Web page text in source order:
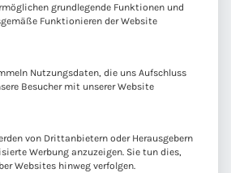
Gruppe
Gruppe
führenden
in Deutschland. Mit rund 6,5
und etwa 7.500 Mitarbeitenden
Wohnen und
Dach.
grundlegende Funktionen und
Funktionieren der Website
Nutzungsdaten, die uns Aufschluss
Besucher mit unserer Website
von Drittanbietern oder Herausgebern
Werbung anzuzeigen. Sie tun dies,
Websites hinweg verfolgen.